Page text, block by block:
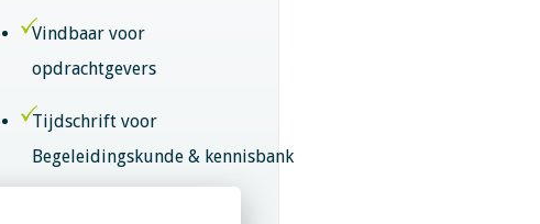
Vindbaar voor
opdrachtgevers
Tijdschrift voor
Begeleidingskunde & kennisbank